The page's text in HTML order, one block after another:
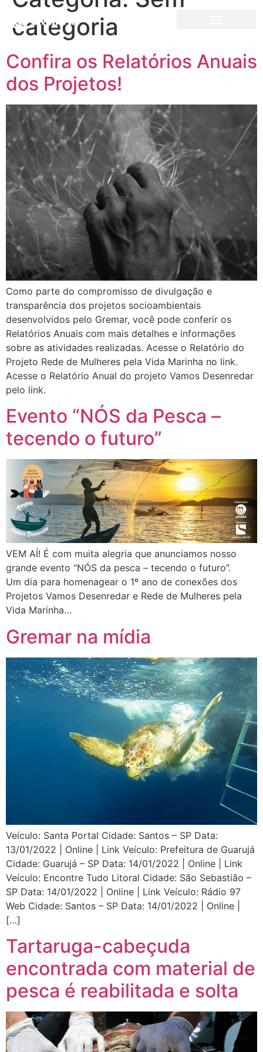
categoria
Confira os Relatórios Anuais
dos Projetos!
Como parte do compromisso de divulgação e
transparência dos projetos socioambientais
desenvolvidos pelo Gremar, você pode conferir os
Relatórios Anuais com mais detalhes e informações
sobre as atividades realizadas. Acesse o Relatório do
Projeto Rede de Mulheres pela Vida Marinha no link.
Acesse o Relatório Anual do projeto Vamos Desenredar
pelo link.
Evento “NÓS da Pesca –
tecendo o futuro”
VEM AÍ! É com muita alegria que anunciamos nosso
grande evento “NÓS da pesca – tecendo o futuro”.
Um dia para homenagear o 1º ano de conexões dos
Projetos Vamos Desenredar e Rede de Mulheres pela
Vida Marinha…
Gremar na mídia
Veículo: Santa Portal Cidade: Santos – SP Data:
13/01/2022 | Online | Link Veículo: Prefeitura de Guarujá
Cidade: Guarujá – SP Data: 14/01/2022 | Online | Link
Veículo: Encontre Tudo Litoral Cidade: São Sebastião –
SP Data: 14/01/2022 | Online | Link Veículo: Rádio 97
Web Cidade: Santos – SP Data: 14/01/2022 | Online |
[…]
Tartaruga-cabeçuda
encontrada com material de
pesca é reabilitada e solta